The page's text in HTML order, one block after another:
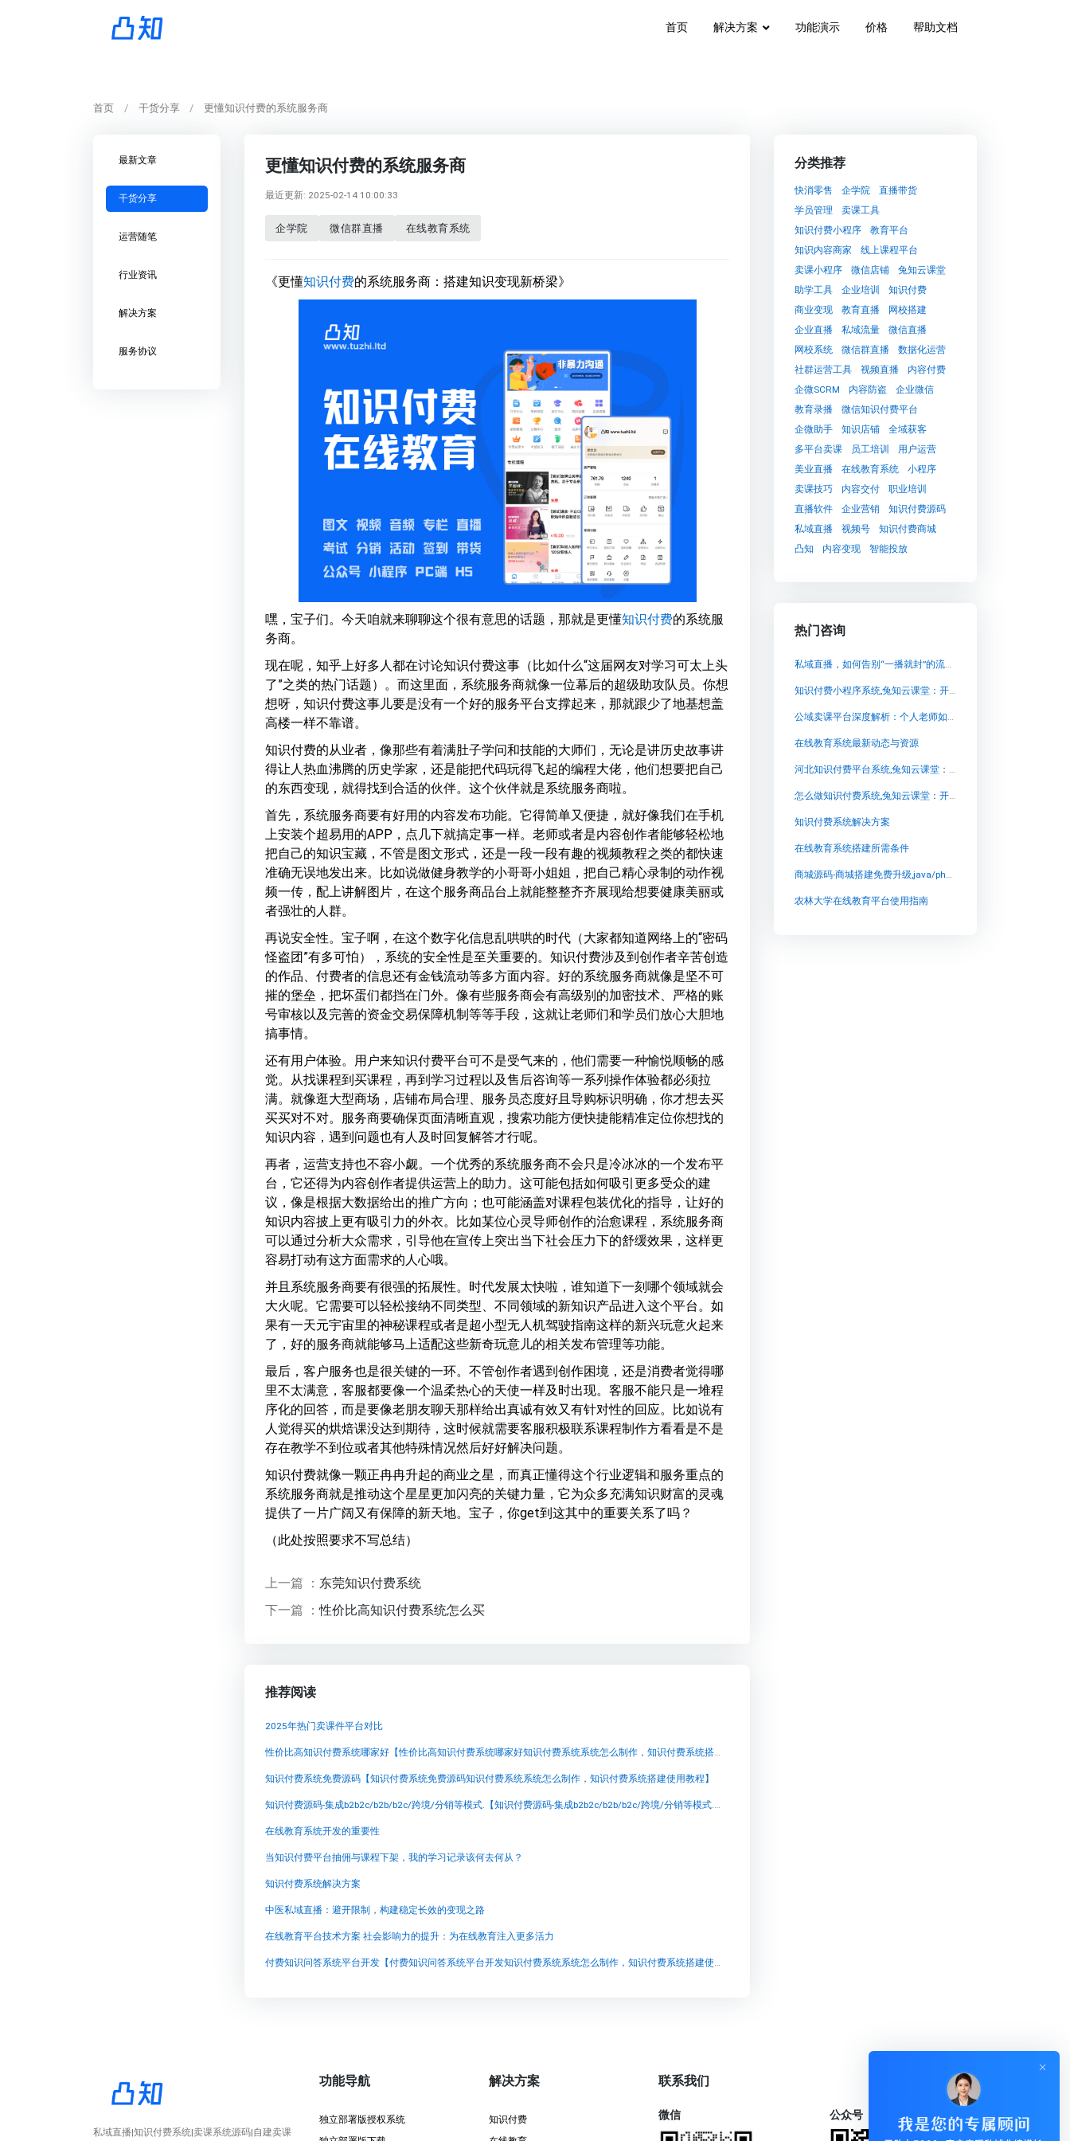
首页 解决方案 功能演示 价格 帮助文档
首页 干货分享 更懂知识付费的系统服务商
最新文章
干货分享
运营随笔
行业资讯
解决方案
服务协议
更懂知识付费的系统服务商
最近更新: 2025-02-14 10:00:33
企学院 微信群直播 在线教育系统
《更懂知识付费的系统服务商：搭建知识变现新桥梁》
嘿，宝子们。今天咱就来聊聊这个很有意思的话题，那就是更懂知识付费的系统服
务商。
现在呢，知乎上好多人都在讨论知识付费这事（比如什么“这届网友对学习可太上头
了”之类的热门话题）。而这里面，系统服务商就像一位幕后的超级助攻队员。你想
想呀，知识付费这事儿要是没有一个好的服务平台支撑起来，那就跟少了地基想盖
高楼一样不靠谱。
知识付费的从业者，像那些有着满肚子学问和技能的大师们，无论是讲历史故事讲
得让人热血沸腾的历史学家，还是能把代码玩得飞起的编程大佬，他们想要把自己
的东西变现，就得找到合适的伙伴。这个伙伴就是系统服务商啦。
首先，系统服务商要有好用的内容发布功能。它得简单又便捷，就好像我们在手机
上安装个超易用的APP，点几下就搞定事一样。老师或者是内容创作者能够轻松地
把自己的知识宝藏，不管是图文形式，还是一段一段有趣的视频教程之类的都快速
准确无误地发出来。比如说做健身教学的小哥哥小姐姐，把自己精心录制的动作视
频一传，配上讲解图片，在这个服务商品台上就能整整齐齐展现给想要健康美丽或
者强壮的人群。
再说安全性。宝子啊，在这个数字化信息乱哄哄的时代（大家都知道网络上的“密码
怪盗团”有多可怕），系统的安全性是至关重要的。知识付费涉及到创作者辛苦创造
的作品、付费者的信息还有金钱流动等多方面内容。好的系统服务商就像是坚不可
摧的堡垒，把坏蛋们都挡在门外。像有些服务商会有高级别的加密技术、严格的账
号审核以及完善的资金交易保障机制等等手段，这就让老师们和学员们放心大胆地
搞事情。
还有用户体验。用户来知识付费平台可不是受气来的，他们需要一种愉悦顺畅的感
觉。从找课程到买课程，再到学习过程以及售后咨询等一系列操作体验都必须拉
满。就像逛大型商场，店铺布局合理、服务员态度好且导购标识明确，你才想去买
买买对不对。服务商要确保页面清晰直观，搜索功能方便快捷能精准定位你想找的
知识内容，遇到问题也有人及时回复解答才行呢。
再者，运营支持也不容小觑。一个优秀的系统服务商不会只是冷冰冰的一个发布平
台，它还得为内容创作者提供运营上的助力。这可能包括如何吸引更多受众的建
议，像是根据大数据给出的推广方向；也可能涵盖对课程包装优化的指导，让好的
知识内容披上更有吸引力的外衣。比如某位心灵导师创作的治愈课程，系统服务商
可以通过分析大众需求，引导他在宣传上突出当下社会压力下的舒缓效果，这样更
容易打动有这方面需求的人心哦。
并且系统服务商要有很强的拓展性。时代发展太快啦，谁知道下一刻哪个领域就会
大火呢。它需要可以轻松接纳不同类型、不同领域的新知识产品进入这个平台。如
果有一天元宇宙里的神秘课程或者是超小型无人机驾驶指南这样的新兴玩意火起来
了，好的服务商就能够马上适配这些新奇玩意儿的相关发布管理等功能。
最后，客户服务也是很关键的一环。不管创作者遇到创作困境，还是消费者觉得哪
里不太满意，客服都要像一个温柔热心的天使一样及时出现。客服不能只是一堆程
序化的回答，而是要像老朋友聊天那样给出真诚有效又有针对性的回应。比如说有
人觉得买的烘焙课没达到期待，这时候就需要客服积极联系课程制作方看看是不是
存在教学不到位或者其他特殊情况然后好好解决问题。
知识付费就像一颗正冉冉升起的商业之星，而真正懂得这个行业逻辑和服务重点的
系统服务商就是推动这个星星更加闪亮的关键力量，它为众多充满知识财富的灵魂
提供了一片广阔又有保障的新天地。宝子，你get到这其中的重要关系了吗？
（此处按照要求不写总结）
上一篇 ： 东莞知识付费系统
下一篇 ：性价比高知识付费系统怎么买
推荐阅读
2025年热门卖课件平台对比
性价比高知识付费系统哪家好【性价比高知识付费系统哪家好知识付费系统系统怎么制作，知识付费系统搭建使用教程】
知识付费系统免费源码【知识付费系统免费源码知识付费系统系统怎么制作，知识付费系统搭建使用教程】
知识付费源码-集成b2b2c/b2b/b2c/跨境/分销等模式.【知识付费源码-集成b2b2c/b2b/b2c/跨境/分销等模式.知识付费系统系统怎么制作，知识付费系统搭建使用教程】
在线教育系统开发的重要性
当知识付费平台抽佣与课程下架，我的学习记录该何去何从？
知识付费系统解决方案
中医私域直播：避开限制，构建稳定长效的变现之路
在线教育平台技术方案 社会影响力的提升：为在线教育注入更多活力
付费知识问答系统平台开发【付费知识问答系统平台开发知识付费系统系统怎么制作，知识付费系统搭建使用教程】
分类推荐
快消零售 企学院
直播带货
学员管理
卖课工具
知识付费小程序
教育平台
知识内容商家
线上课程平台
卖课小程序
微信店铺
兔知云课堂
助学工具
企业培训
知识付费
商业变现
教育直播
网校搭建
企业直播
私域流量
微信直播
网校系统
微信群直播
数据化运营
社群运营工具
视频直播
内容付费
企微SCRM
内容防盗
企业微信
教育录播
微信知识付费平台
企微助手
知识店铺
全域获客
多平台卖课
员工培训
用户运营
美业直播
在线教育系统
小程序
卖课技巧
内容交付
职业培训
直播软件
企业营销
知识付费源码
私域直播
视频号
知识付费商城
凸知
内容变现 智能投放
热门咨询
私域直播，如何告别“一播就封”的流量困局？
知识付费小程序系统,兔知云课堂：开启知识付费的新时代
公域卖课平台深度解析：个人老师如何高效选择与突围
在线教育系统最新动态与资源
河北知识付费平台系统,兔知云课堂：开启智慧学习新时代
怎么做知识付费系统,兔知云课堂：开启专属知识付费之旅
知识付费系统解决方案
在线教育系统搭建所需条件
商城源码-商城搭建免费升级,java/php/go商城定制开发【商城源码-商城搭建免费升级,java/php/go商城定制开发知识付费系统系统怎么制作，知识付费系统搭建使用教程】
农林大学在线教育平台使用指南
私域直播|知识付费系统|卖课系统源码|自建卖课
功能导航
独立部署版授权系统
解决方案
知识付费
联系我们
微信 公众号